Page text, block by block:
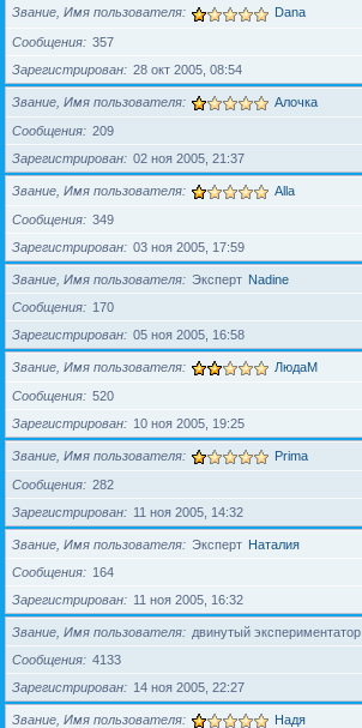
Звание, Имя пользователя Dana
Сообщения
357
Зарегистрирован
28 окт 2005, 08:54
Звание, Имя пользователя Алочка
Сообщения
209
Зарегистрирован
02 ноя 2005, 21:37
Звание, Имя пользователя Alla
Сообщения
349
Зарегистрирован
03 ноя 2005, 17:59
Звание, Имя пользователя Эксперт Nadine
Сообщения
170
Зарегистрирован
05 ноя 2005, 16:58
Звание, Имя пользователя ЛюдаМ
Сообщения
520
Зарегистрирован
10 ноя 2005, 19:25
Звание, Имя пользователя Prima
Сообщения
282
Зарегистрирован
11 ноя 2005, 14:32
Звание, Имя пользователя Эксперт Наталия
Сообщения
164
Зарегистрирован
11 ноя 2005, 16:32
Звание, Имя пользователя двинутый экспериментатор
Сообщения
4133
Зарегистрирован
14 ноя 2005, 22:27
Звание, Имя пользователя Надя